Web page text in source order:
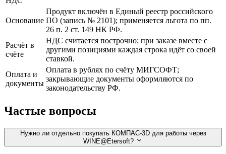
Основание
Продукт включён в Единый реестр российского
ПО (запись № 2101); применяется льгота по пп.
26 п. 2 ст. 149 НК РФ.
Расчёт в
счёте
НДС считается построчно; при заказе вместе с
другими позициями каждая строка идёт со своей
ставкой.
Оплата и
документы
Оплата в рублях по счёту МИГСОФТ;
закрывающие документы оформляются по
законодательству РФ.
Частые вопросы
Нужно ли отдельно покупать КОМПАС-3D для работы через
WINE@Etersoft?